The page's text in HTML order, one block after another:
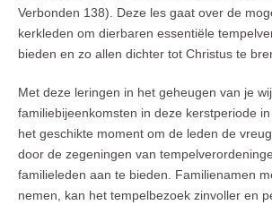
Verbonden 138). Deze les gaat over de
kerkleden om dierbaren essentiële
bieden en zo allen dichter tot Christus te
Met deze leringen in het geheugen van je
familiebijeenkomsten in deze kerstperiode
het geschikte moment om de leden de
door de zegeningen van
familieleden aan te bieden. Familienamen
nemen, kan het tempelbezoek zinvoller en